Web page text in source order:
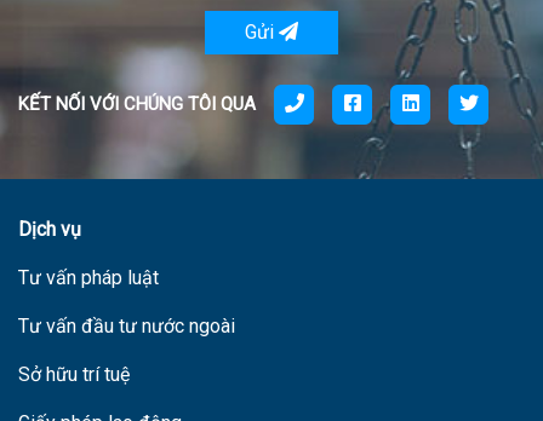
Gửi
KẾT NỐI VỚI CHÚNG TÔI QUA
Dịch vụ
Tư vấn pháp luật
Tư vấn đầu tư nước ngoài
Sở hữu trí tuệ